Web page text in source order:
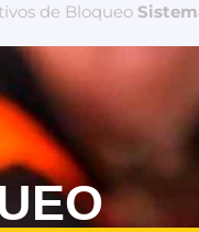
de Bloqueo